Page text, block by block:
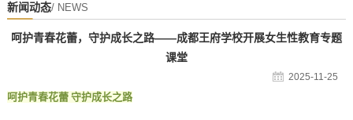
新闻动态/ NEWS
呵护青春花蕾，守护成长之路——成都王府学校开展女生性教育专题
课堂
2025-11-25
呵护青春花蕾 守护成长之路